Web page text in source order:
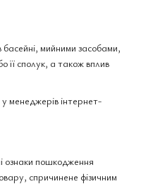
басейні, мийними засобами,
її сполук, а також вплив
менеджерів інтернет-
ознаки пошкодження
спричинене фізичним